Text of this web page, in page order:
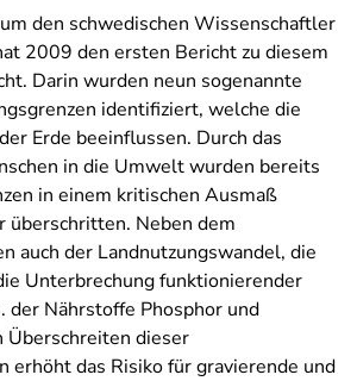
den schwedischen Wissenschaftler
2009 den ersten Bericht zu diesem
Darin wurden neun sogenannte
identifiziert, welche die
Erde beeinflussen. Durch das
in die Umwelt wurden bereits
in einem kritischen Ausmaß
überschritten. Neben dem
auch der Landnutzungswandel, die
Unterbrechung funktionierender
der Nährstoffe Phosphor und
Überschreiten dieser
erhöht das Risiko für gravierende und